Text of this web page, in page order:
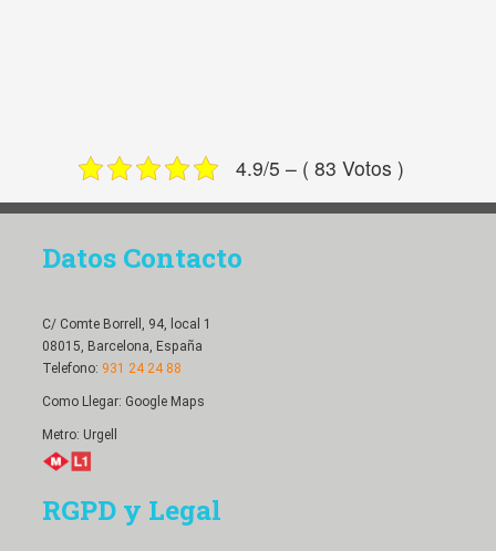
4.9/5 – ( 83 Votos )
Datos Contacto
C/ Comte Borrell, 94, local 1
08015, Barcelona, España
Telefono: 931 24 24 88
Como Llegar: Google Maps
Metro: Urgell
RGPD y Legal